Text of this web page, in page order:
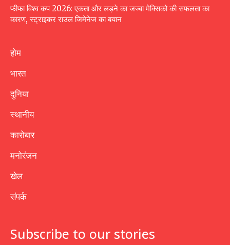
फीफा विश्व कप 2026: एकता और लड़ने का जज्बा मेक्सिको की सफलता का
कारण, स्ट्राइकर राउल जिमेनेज का बयान
होम
भारत
दुनिया
स्थानीय
कारोबार
मनोरंजन
खेल
संपर्क
Subscribe to our stories